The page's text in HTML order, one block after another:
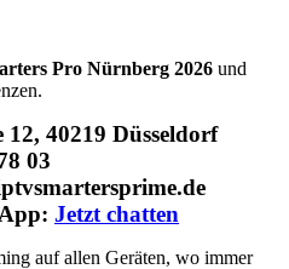
Pro Nürnberg 2026 und
40219 Düsseldorf
03
Jetzt chatten
auf allen Geräten, wo immer